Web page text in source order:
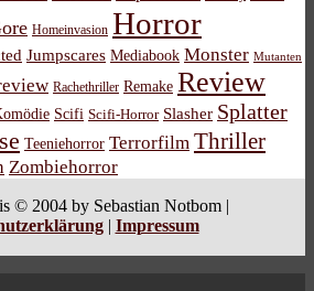
Homeinvasion Horror
Jumpscares Mediabook Monster Mutanten
Rachethriller Remake Review
Scifi Scifi-Horror Slasher Splatter
Teeniehorror Terrorfilm Thriller
Zombiehorror
© 2004 by Sebastian Notbom |
| Impressum